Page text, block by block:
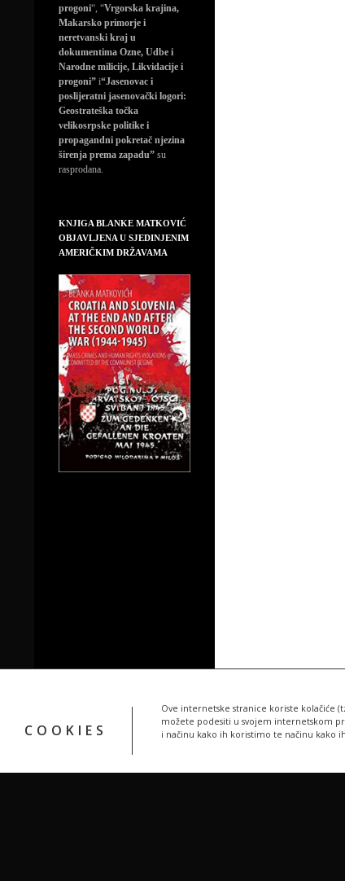
COOKIES
Ove internetske stranice koriste kolačiće
možete podesiti u svojem internetskom
i načinu kako ih koristimo te načinu kako
progoni“, “Vrgorska krajina,
Makarsko primorje i
neretvanski kraj u
dokumentima Ozne, Udbe i
Narodne milicije, Likvidacije i
progoni” i“Jasenovac i
poslijeratni jasenovački logori:
Geostrateška točka
velikosrpske politike i
propagandni pokretač njezina
širenja prema zapadu” su
rasprodana.
KNJIGA BLANKE MATKOVIĆ
OBJAVLJENA U SJEDINJENIM
AMERIČKIM DRŽAVAMA